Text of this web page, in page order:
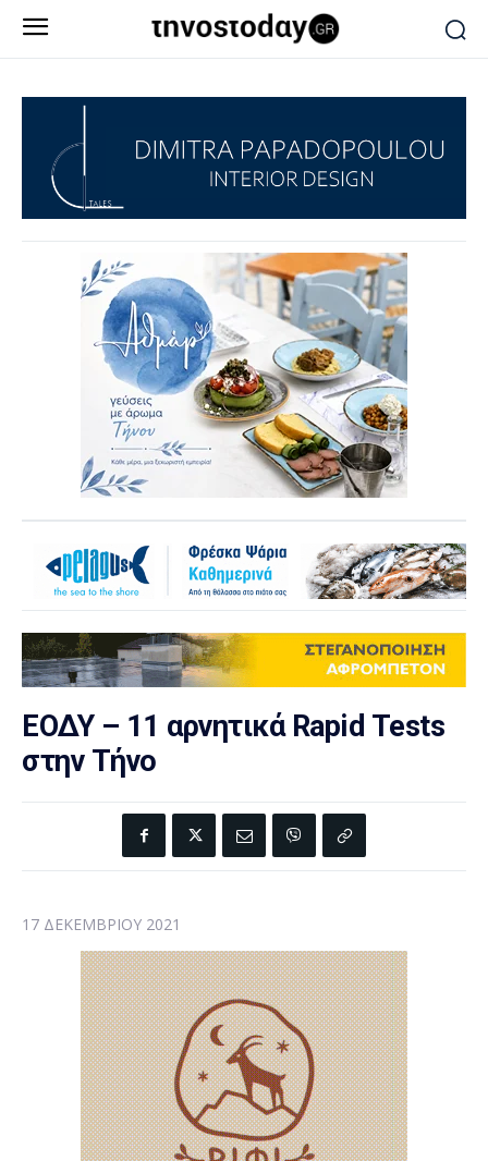
ΕΟΔΥ – 11 αρνητικά Rapid Tests
στην Τήνο
17 ΔΕΚΕΜΒΡΊΟΥ 2021